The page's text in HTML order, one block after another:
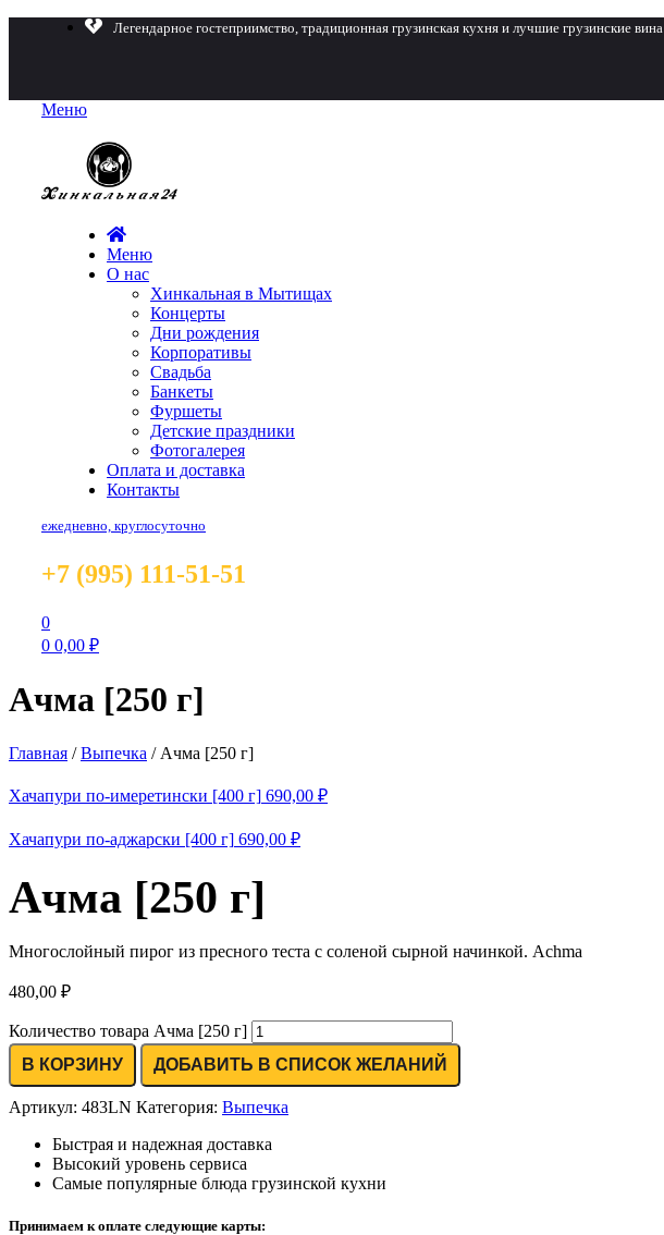
Легендарное гостеприимство, традиционная грузинская кухня и лучшие грузинские вина
Меню
Меню
О нас
Хинкальная в Мытищах
Концерты
Дни рождения
Корпоративы
Свадьба
Банкеты
Фуршеты
Детские праздники
Фотогалерея
Оплата и доставка
Контакты
ежедневно, круглосуточно
+7 (995) 111-51-51
0
0 0,00 ₽
Ачма [250 г]
Главная /Выпечка / Ачма [250 г]
Хачапури по-имеретински [400 г] 690,00 ₽
Хачапури по-аджарски [400 г] 690,00 ₽
Ачма [250 г]
Многослойный пирог из пресного теста с соленой сырной начинкой. Achma
480,00 ₽
Количество товара Ачма [250 г]
В КОРЗИНУ
ДОБАВИТЬ В СПИСОК ЖЕЛАНИЙ
Артикул: 483LN Категория: Выпечка
Быстрая и надежная доставка
Высокий уровень сервиса
Самые популярные блюда грузинской кухни
Принимаем к оплате следующие карты: